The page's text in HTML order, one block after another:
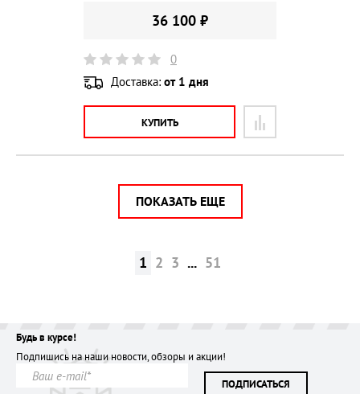
36 100 ₽
0
Доставка: от 1 дня
КУПИТЬ
ПОКАЗАТЬ ЕЩЕ
1 2 3 ... 51
Будь в курсе!
Подпишись на наши новости, обзоры и акции!
ПОДПИСАТЬСЯ